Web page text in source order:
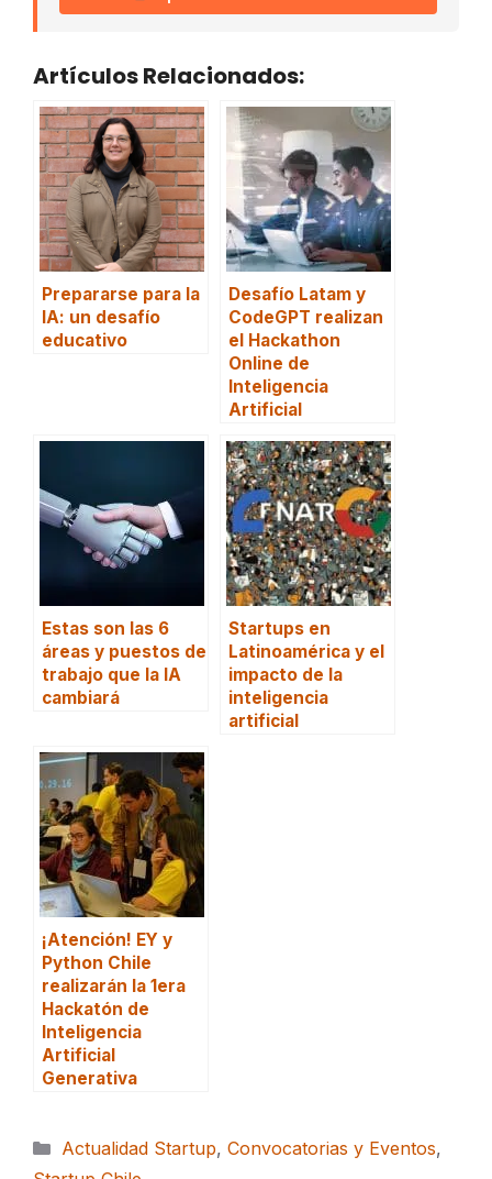
Artículos Relacionados:
Prepararse para la
IA: un desafío
educativo
Desafío Latam y
CodeGPT realizan
el Hackathon
Online de
Inteligencia
Artificial
Estas son las 6
áreas y puestos de
trabajo que la IA
cambiará
Startups en
Latinoamérica y el
impacto de la
inteligencia
artificial
¡Atención! EY y
Python Chile
realizarán la 1era
Hackatón de
Inteligencia
Artificial
Generativa
Categorías
Actualidad Startup, Convocatorias y Eventos,